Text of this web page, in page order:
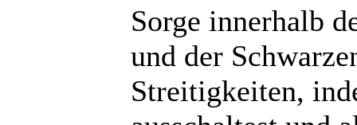
Sorge innerhalb
und der
Streitigkeiten,